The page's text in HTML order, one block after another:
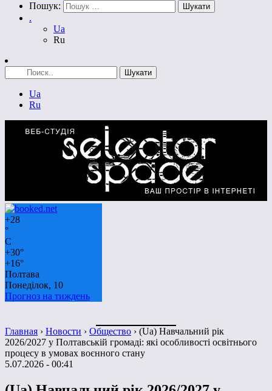
Пошук:
.
Ua
Ru
Ua
Ru
+28
°
C
+30°
+16°
Полтава
Понеділок, 10
Прогноз на тиждень
Главная › Новости › Общество › (Ua) Навчальний рік
2026/2027 у Полтавській громаді: які особливості освітнього
процесу в умовах воєнного стану
5.07.2026 - 00:41